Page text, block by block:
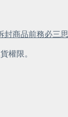
封商品前務必三思
權限。